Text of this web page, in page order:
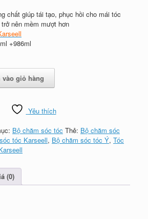
₫.
chất giúp tái tạo, phục hồi cho mái tóc
nên mềm mượt hơn
+986ml
vào giỏ hàng
Yêu thích
Bộ chăm sóc tóc Thẻ: Bộ chăm sóc
tóc Karseell, Bộ chăm sóc tóc Ý, Tóc
(0)